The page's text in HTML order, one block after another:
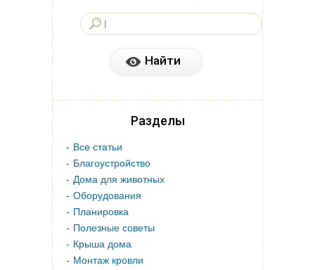
Разделы
Все статьи
Благоустройство
Дома для животных
Оборудования
Планировка
Полезные советы
Крыша дома
Монтаж кровли